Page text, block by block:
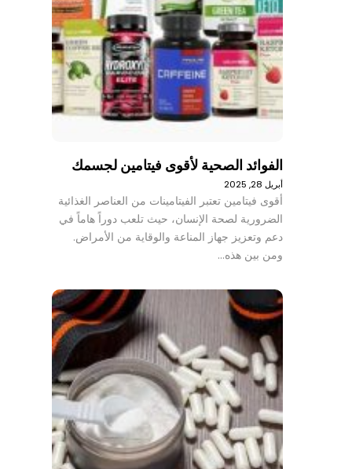
الفوائد الصحية لأقوى فيتامين لجسمك
أبريل 28, 2025
أقوى فيتامين تعتبر الفيتامينات من العناصر الغذائية
الضرورية لصحة الإنسان، حيث تلعب دوراً هاماً في
دعم وتعزيز جهاز المناعة والوقاية من الأمراض.
ومن بين هذه…